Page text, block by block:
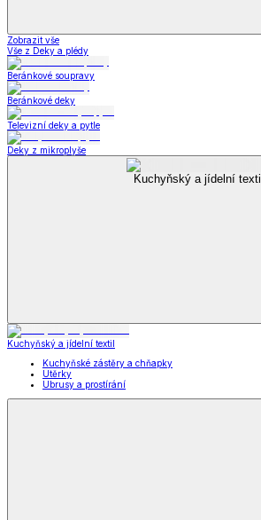
Zobrazit vše
Vše z Deky a plédy
Beránkové soupravy
Beránkové deky
Televizní deky a pytle
Deky z mikroplyše
Kuchyňský a jídelní textil
Kuchyňský a jídelní textil
Kuchyňské zástěry a chňapky
Utěrky
Ubrusy a prostírání